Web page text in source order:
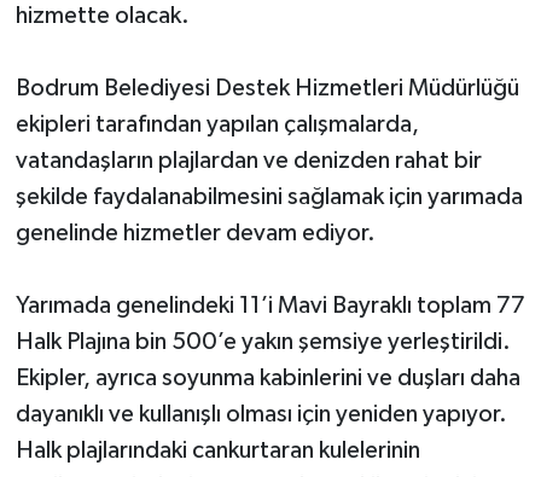
hizmette olacak.
Bodrum Belediyesi Destek Hizmetleri Müdürlüğü
ekipleri tarafından yapılan çalışmalarda,
vatandaşların plajlardan ve denizden rahat bir
şekilde faydalanabilmesini sağlamak için yarımada
genelinde hizmetler devam ediyor.
Yarımada genelindeki 11’i Mavi Bayraklı toplam 77
Halk Plajına bin 500’e yakın şemsiye yerleştirildi.
Ekipler, ayrıca soyunma kabinlerini ve duşları daha
dayanıklı ve kullanışlı olması için yeniden yapıyor.
Halk plajlarındaki cankurtaran kulelerinin